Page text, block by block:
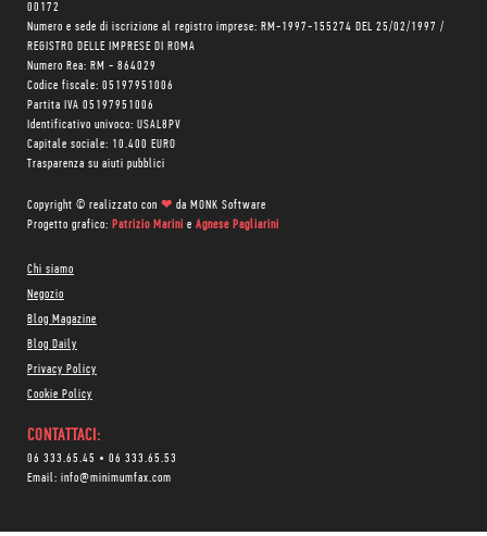
00172
Numero e sede di iscrizione al registro imprese: RM-1997-155274 DEL 25/02/1997 /
REGISTRO DELLE IMPRESE DI ROMA
Numero Rea: RM - 864029
Codice fiscale: 05197951006
Partita IVA 05197951006
Identificativo univoco: USAL8PV
Capitale sociale: 10.400 EURO
Trasparenza su aiuti pubblici
Copyright © realizzato con ❤ da MONK Software
Progetto grafico: Patrizio Marini e Agnese Pagliarini
Chi siamo
Negozio
Blog Magazine
Blog Daily
Privacy Policy
Cookie Policy
CONTATTACI:
06 333.65.45 • 06 333.65.53
Email: info@minimumfax.com